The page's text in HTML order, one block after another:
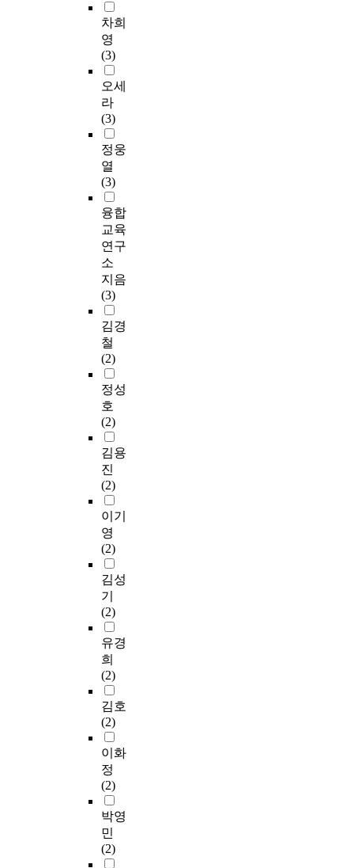
차희
영
(3)
오세
라
(3)
정웅
열
(3)
융합
교육
연구
소
지음
(3)
김경
철
(2)
정성
호
(2)
김용
진
(2)
이기
영
(2)
김성
기
(2)
유경
희
(2)
김호
(2)
이화
정
(2)
박영
민
(2)